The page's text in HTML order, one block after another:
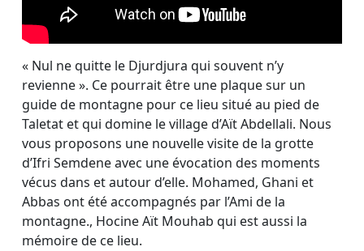
« Nul ne quitte le Djurdjura qui souvent n’y
revienne ». Ce pourrait être une plaque sur un
guide de montagne pour ce lieu situé au pied de
Taletat et qui domine le village d’Aït Abdellali. Nous
vous proposons une nouvelle visite de la grotte
d’Ifri Semdene avec une évocation des moments
vécus dans et autour d’elle. Mohamed, Ghani et
Abbas ont été accompagnés par l’Ami de la
montagne., Hocine Aït Mouhab qui est aussi la
mémoire de ce lieu.